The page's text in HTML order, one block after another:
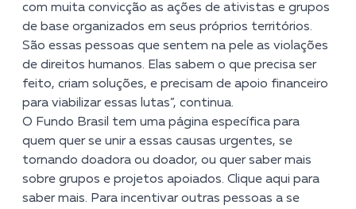
com muita convicção as ações de ativistas e grupos
de base organizados em seus próprios territórios.
São essas pessoas que sentem na pele as violações
de direitos humanos. Elas sabem o que precisa ser
feito, criam soluções, e precisam de apoio financeiro
para viabilizar essas lutas”, continua.
O Fundo Brasil tem uma página específica para
quem quer se unir a essas causas urgentes, se
tornando doadora ou doador, ou quer saber mais
sobre grupos e projetos apoiados. Clique aqui para
saber mais. Para incentivar outras pessoas a se